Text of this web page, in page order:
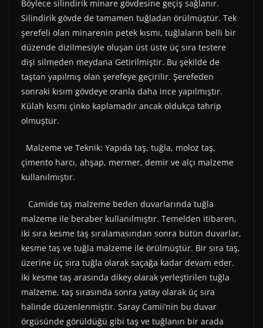
Böylece silindirik minare gövdesine geçiş sağlanır.
Silindirik gövde de tamamen tuğladan örülmüştür. Tek
şerefeli olan minarenin petek kısmı, tuğlaların belli bir
düzende dizilmesiyle oluşan üst üste üç sıra testere
dişi silmeden meydana Getirilmiştir. Bu şekilde de
taştan yapılmış olan şerefeye geçirilir. Şerefeden
sonraki kısım gövdeye oranla daha ince yapılmıştır.
Külah kısmı çinko kaplamadır ancak oldukça tahrip
olmuştur.
Malzeme ve Teknik: Yapıda taş, tuğla, moloz taş,
çimento harcı, ahşap, mermer, demir ve alçı malzeme
kullanılmıştır.
Camide taş malzeme beden duvarlarında tuğla
malzeme ile beraber kullanılmıştır. Temelden itibaren,
iki sıra kesme taş sıralamasından sonra bütün duvarlar,
kesme taş ve tuğla malzeme ile örülmüştür. Bir sıra taş,
üzerine üç sıra tuğla olarak saçağa kadar devam eder.
İki kesme taş arasında dikey olarak yerleştirilen tuğla
malzeme, taş sırasında sonra yatay olarak üç sıra
halinde düzenlenmiştir. Saray Camii’nin bu duvar
örgüsünde görüldüğü gibi taş ve tuğlanın bir arada